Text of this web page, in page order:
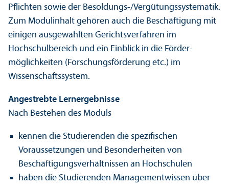
Pflichten sowie der Besoldungs-/Vergütungs­systematik.
Zum Modulinhalt gehören auch die Beschäftigung mit
einigen ausgewählten Gerichts­verfahren im
Hochschul­bereich und ein Einblick in die Förder­
möglichkeiten (Forschungs­förderung etc.) im
Wissenschafts­system.
Angestrebte Lernergebnisse
Nach Bestehen des Moduls
kennen die Studierenden die spezifischen
Voraussetzungen und Besonderheiten von
Beschäftigungs­verhältnissen an Hochschulen
haben die Studierenden Management­wissen über